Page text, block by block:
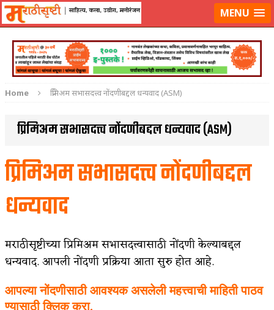
लॉग-इन करा|लेखक नोंदणी करा MENU
Home प्रिमिअम सभासदत्त्व नोंदणीबद्दल धन्यवाद (ASM)
प्रिमिअम सभासदत्त्व नोंदणीबद्दल धन्यवाद (ASM)
प्रिमिअम सभासदत्त्व नोंदणीबद्दल
धन्यवाद
मराठीसृष्टीच्या प्रिमिअम सभासदत्त्वासाठी नोंदणी केल्याबद्दल
धन्यवाद. आपली नोंदणी प्रक्रिया आता सुरु होत आहे.
आपल्या नोंदणीसाठी आवश्यक असलेली महत्त्वाची माहिती पाठव
ण्यासाठी क्लिक करा.